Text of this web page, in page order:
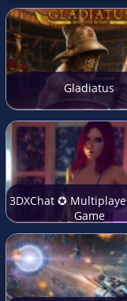
Gladiatus
3DXChat ✪
Game